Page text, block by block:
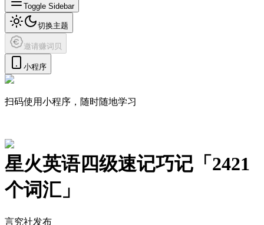
Toggle Sidebar
切换主题
邀请赚词贝
小程序
扫码使用小程序，随时随地学习
星火英语四级速记巧记 「 2421
个词汇」
言究社发布